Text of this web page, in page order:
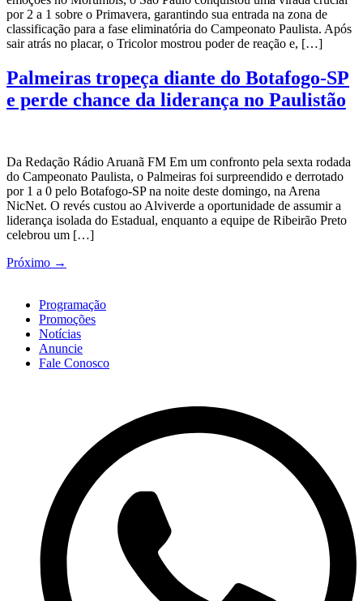
por 2 a 1 sobre o Primavera, garantindo sua entrada na zona de
classificação para a fase eliminatória do Campeonato Paulista. Após
sair atrás no placar, o Tricolor mostrou poder de reação e, […]
Palmeiras tropeça diante do Botafogo-SP
e perde chance da liderança no Paulistão
Da Redação Rádio Aruanã FM Em um confronto pela sexta rodada
do Campeonato Paulista, o Palmeiras foi surpreendido e derrotado
por 1 a 0 pelo Botafogo-SP na noite deste domingo, na Arena
NicNet. O revés custou ao Alviverde a oportunidade de assumir a
liderança isolada do Estadual, enquanto a equipe de Ribeirão Preto
celebrou um […]
Próximo →
Programação
Promoções
Notícias
Anuncie
Fale Conosco